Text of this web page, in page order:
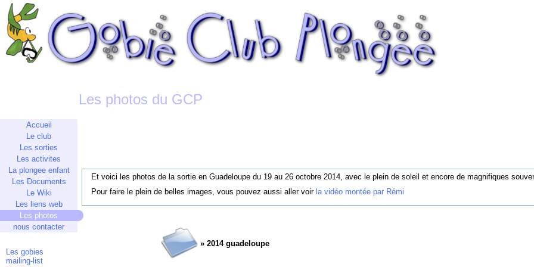
Les photos du GCP
Accueil
Le club
Les sorties
Les activites
La plongee enfant
Les Documents
Le Wiki
Les liens web
Les photos
nous contacter
Les gobies
mailing-list
Et voici les photos de la sortie en Guadeloupe du 19 au 26 octobre 2014, avec le plein de soleil et encore de magnifiques
Pour faire le plein de belles images, vous pouvez aussi aller voir la vidéo montée par Rémi
» 2014 guadeloupe